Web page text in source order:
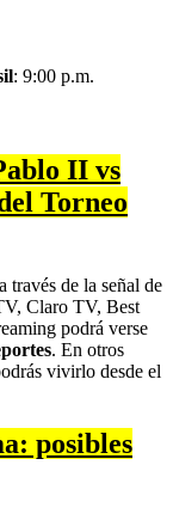
: 9:00 p.m.
II vs
Torneo
a través de la señal de
Claro TV, Best
podrá verse
. En otros
vivirlo desde el
posibles